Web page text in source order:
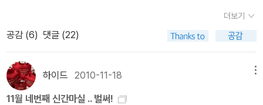
배경으로 한 작품들을 다수 만들었다. 자신이 시칠리아 출신이기 때
문에 누구보다도 더 잘 이해하고 있지 않았을까. 특히 모니카 벨루치
가 주연을 맡은 <말레나>라는 작품이무척이나 흥미로웠다.영화 배우
들영화 배우들에 관한 이야기는 총 7개 꼭지에 등장한다. 첫 테이프
는 감독에 대한 철저한 신뢰를 보여준 마르첼로 마스트로얀니로 시작
지만, 이런 많은 고민을 하게 한다. 푹 쉬고, 다음 한 주를 힘차게 맞
이할 것이다. 하루의 업무시간을 4-4로 나누고 나머지 8시간을 잘
나눠쓰기 위한 고민을 좀 해보아야할 듯.
괜찮겠다. 적어도 '철학'이나 '철학사'란 말과 친숙해질 수는 있을 테니
상, 2010)다.정치권에서도 '복지'가 화두로 등장하고 있고내년 대선
에서도 쟁점 가운데 하나가 될 듯싶은데, 무엇이 복지이고 복지국가
인지 안내해주는 책이 될 듯싶다('복지국가 시리즈'도 나오고 있군).
간략한 분량의 책이지만, 간단한 소개는 이렇다.한국사회에서도 IMF
시간을 만끽하기 위해 풍선처럼 희망을 부풀리고 있다.여행에 가져갈
책인지는 모르겠지만, 이번에도 예술/대중문화의 책을 골라본다. 사
실 어떤 책이라도 좋으리, 끝이 없을 것 같은 비행기 안의 시간 속에서
는 책이 있다는 것만으로도 위안이 될 테니.마크 슈미트라는 사람이
뭐라 말했을 지는 아직 모르겠지만, 대중문화에는 분명 이상한 점이
더보기
공감 (6) 댓글 (22)
하이드 2010-11-18
11월 네번째 신간마실 .. 벌써!